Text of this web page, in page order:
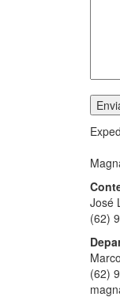
José
(62)
(62)